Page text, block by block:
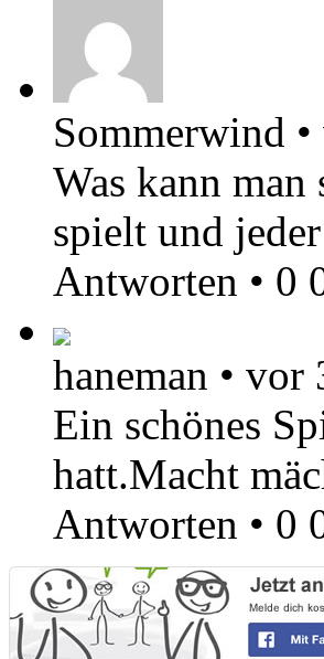
Sommerwind •
Was kann man
spielt und
Antworten • 0
haneman • vor
Ein schönes
hatt.Macht
Antworten • 0